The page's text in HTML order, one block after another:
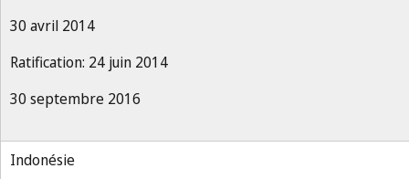
30 avril 2014
Ratification: 24 juin 2014
30 septembre 2016
Indonésie